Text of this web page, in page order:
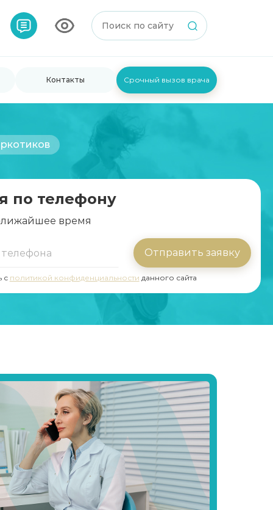
Контакты Срочный вызов врача
по телефону
время
Отправить заявку
с политикой конфиденциальности данного сайта